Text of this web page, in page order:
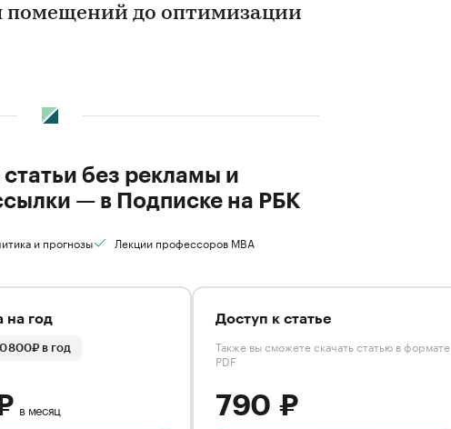
помещений до оптимизации
без рекламы и
— в Подписке на РБК
и прогнозы Лекции профессоров MBA
на год
800₽ в год
в месяц
Доступ к статье
Также вы сможете скачать статью в формате
PDF
790 ₽